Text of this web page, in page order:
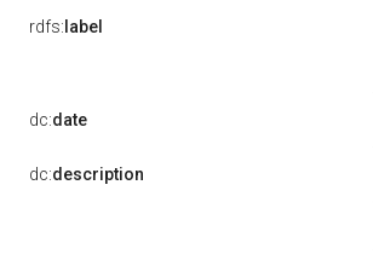
rdfs: label
dc:date
dc:description